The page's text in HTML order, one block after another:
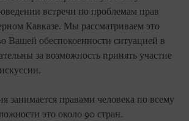
встречи по проблемам прав
Кавказе. Мы рассматриваем это
Вашей обеспокоенности ситуацией в
за возможность принять участие
занимается правами человека по всему
это около 90 стран.